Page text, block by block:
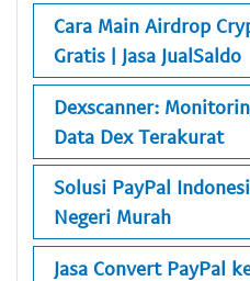
Cara Main Airdrop
Gratis | Jasa JualSaldo
Dexscanner:
Data Dex Terakurat
Solusi PayPal
Negeri Murah
Jasa Convert PayPal